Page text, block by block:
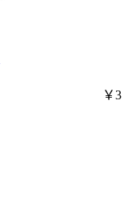
￥3